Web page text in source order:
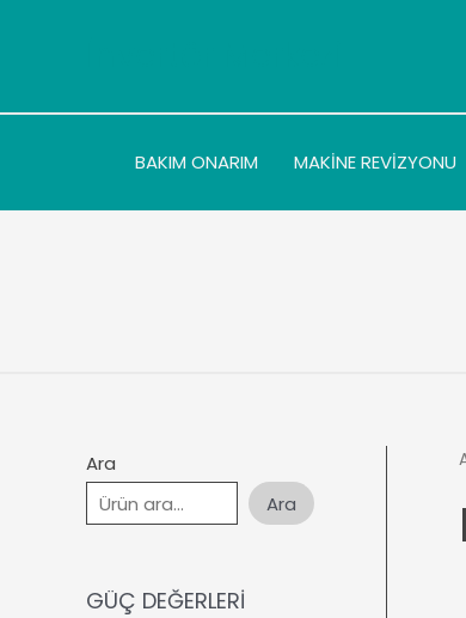
BAKIM ONARIM MAKİNE REVİZYONU
Ara
Ara
GÜÇ DEĞERLERİ